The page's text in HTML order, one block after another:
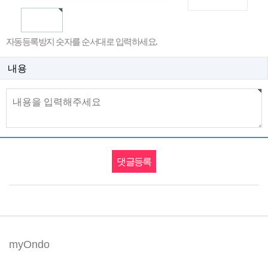
자동등록방지 숫자를 순서대로 입력하세요.
내용
myOndo